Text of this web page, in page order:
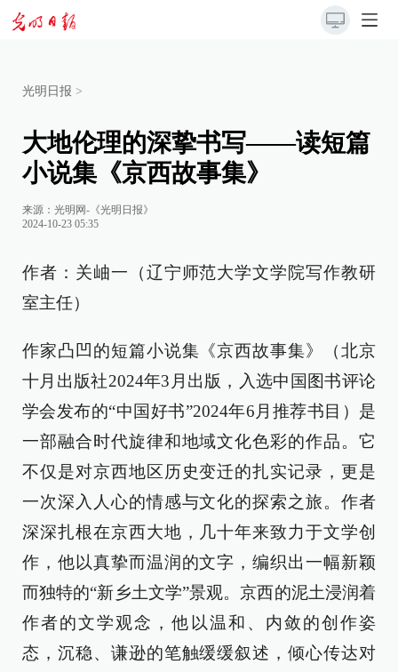
光明日报 >
大地伦理的深挚书写——读短篇
小说集《京西故事集》
来源： 光明网-《光明日报》
2024-10-23 05:35
作者：关岫一（辽宁师范大学文学院写作教研
室主任）
作家凸凹的短篇小说集《京西故事集》（北京
十月出版社2024年3月出版，入选中国图书评论
学会发布的“中国好书”2024年6月推荐书目）是
一部融合时代旋律和地域文化色彩的作品。它
不仅是对京西地区历史变迁的扎实记录，更是
一次深入人心的情感与文化的探索之旅。作者
深深扎根在京西大地，几十年来致力于文学创
作，他以真挚而温润的文字，编织出一幅新颖
而独特的“新乡土文学”景观。京西的泥土浸润着
作者的文学观念，他以温和、内敛的创作姿
态，沉稳、谦逊的笔触缓缓叙述，倾心传达对